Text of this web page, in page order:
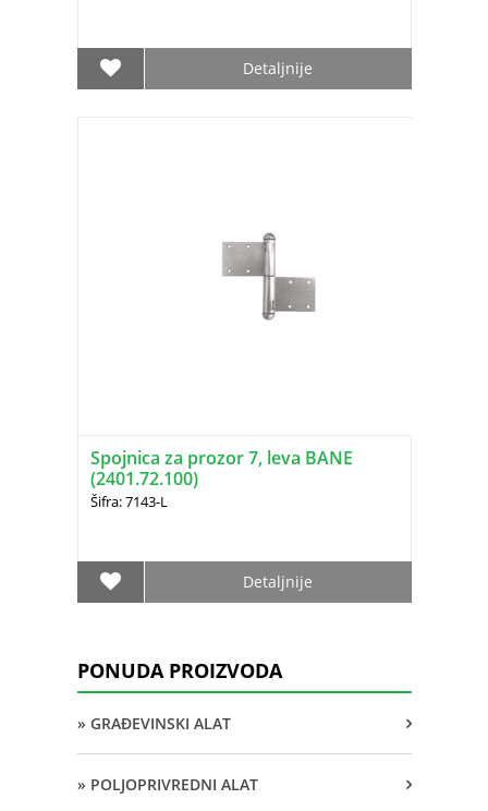
Detaljnije
Spojnica za prozor 7, leva BANE
(2401.72.100)
Šifra: 7143-L
Detaljnije
PONUDA PROIZVODA
» GRAĐEVINSKI ALAT
» POLJOPRIVREDNI ALAT